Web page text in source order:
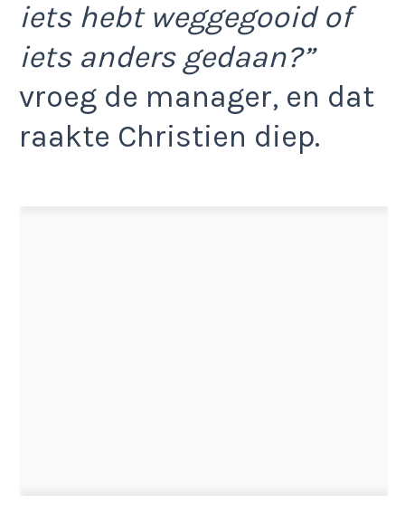
iets hebt weggegooid of
iets anders gedaan?”
vroeg de manager, en dat
raakte Christien diep.